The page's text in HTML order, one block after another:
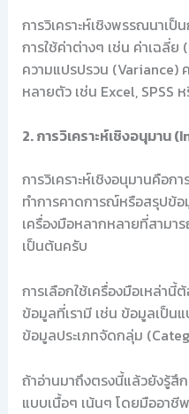
การวิเคราะห์เชิงพรรณนาเป็
การใช้ค่าต่างๆ เช่น ค่าเฉลี่
ความแปรปรวน (Variance)
หลายตัว เช่น Excel, SPSS
2. การวิเคราะห์เชิงอนุมา
การวิเคราะห์เชิงอนุมานคือ
ทำการคาดการณ์หรือสรุปข้
เครื่องมือหลากหลายที่สามา
เป็นต้นครับ
การเลือกใช้เครื่องมือเหล่า
ข้อมูลที่เรามี เช่น ข้อมูลเป็น
ข้อมูลประเภทจัดกลุ่ม
ถ้าอ่านมาถึงตรงนี้แล้วยังรู้
แบบเนื้อๆ เน้นๆ โดยมืออาชีพ